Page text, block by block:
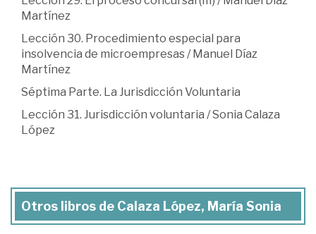
Martínez
Lección 30. Procedimiento especial para
insolvencia de microempresas / Manuel Díaz
Martínez
Séptima Parte. La Jurisdicción Voluntaria
Lección 31. Jurisdicción voluntaria / Sonia Calaza
López
Otros libros de Calaza López, María Sonia